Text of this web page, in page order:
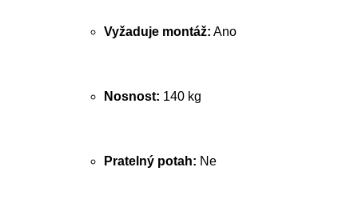
Vyžaduje montáž: Ano
Nosnost: 140 kg
Pratelný potah: Ne